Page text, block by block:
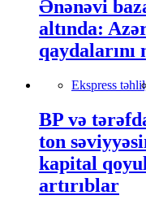
Ənənəvi
altında:
Ekspress
BP və
ton
kapital
artırıblar